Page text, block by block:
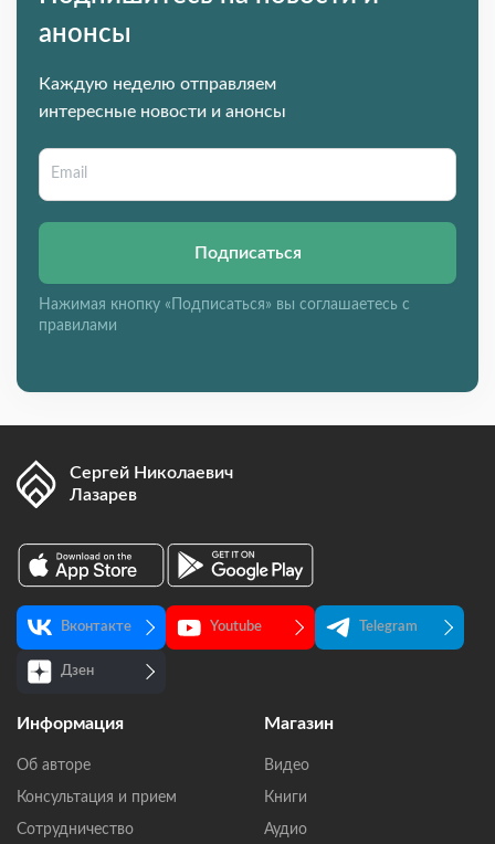
анонсы
Каждую неделю отправляем
интересные новости и анонсы
Подписаться
Нажимая кнопку «Подписаться» вы соглашаетесь с
правилами
Сергей Николаевич
Лазарев
Вконтакте Youtube Telegram
Дзен
Информация
Об авторе
Консультация и прием
Сотрудничество
Магазин
Видео
Книги
Аудио